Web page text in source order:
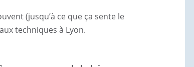
(jusqu’à ce que ça sente le
techniques à Lyon.